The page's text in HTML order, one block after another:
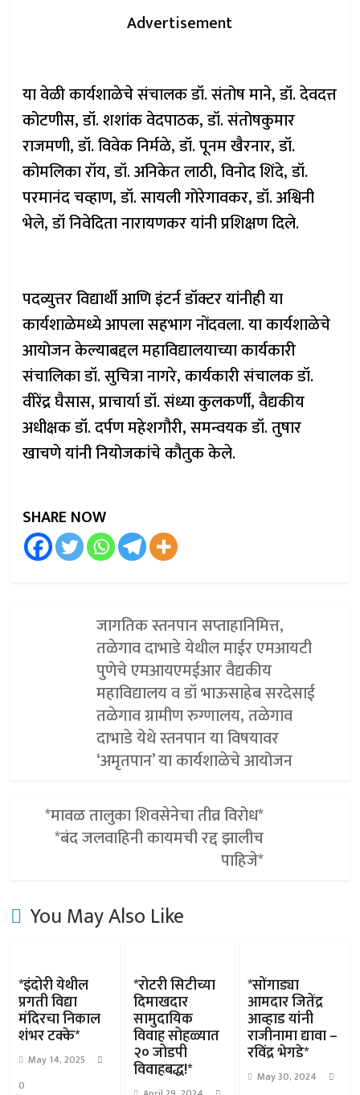
Advertisement
या वेळी कार्यशाळेचे संचालक डॉ. संतोष माने, डॉ. देवदत्त
कोटणीस, डॉ. शशांक वेदपाठक, डॉ. संतोषकुमार
राजमणी, डॉ. विवेक निर्मळे, डॉ. पूनम खैरनार, डॉ.
कोमलिका रॉय, डॉ. अनिकेत लाठी, विनोद शिंदे, डॉ.
परमानंद चव्हाण, डॉ. सायली गोरेगावकर, डॉ. अश्विनी
भेले, डॉ निवेदिता नारायणकर यांनी प्रशिक्षण दिले.
पदव्युत्तर विद्यार्थी आणि इंटर्न डॉक्टर यांनीही या
कार्यशाळेमध्ये आपला सहभाग नोंदवला. या कार्यशाळेचे
आयोजन केल्याबद्दल महाविद्यालयाच्या कार्यकारी
संचालिका डॉ. सुचित्रा नागरे, कार्यकारी संचालक डॉ.
वीरेंद्र घैसास, प्राचार्या डॉ. संध्या कुलकर्णी, वैद्यकीय
अधीक्षक डॉ. दर्पण महेशगौरी, समन्वयक डॉ. तुषार
खाचणे यांनी नियोजकांचे कौतुक केले.
SHARE NOW
जागतिक स्तनपान सप्ताहानिमित्त,
तळेगाव दाभाडे येथील माईर एमआयटी
पुणेचे एमआयएमईआर वैद्यकीय
महाविद्यालय व डॉ भाऊसाहेब सरदेसाई
तळेगाव ग्रामीण रुग्णालय, तळेगाव
दाभाडे येथे स्तनपान या विषयावर
‘अमृतपान’ या कार्यशाळेचे आयोजन
*मावळ तालुका शिवसेनेचा तीव्र विरोध*
*बंद जलवाहिनी कायमची रद्द झालीच
पाहिजे*
You May Also Like
*इंदोरी येथील
प्रगती विद्या
मंदिरचा निकाल
शंभर टक्के*
May 14, 2025
0
*रोटरी सिटीच्या
दिमाखदार
सामुदायिक
विवाह सोहळ्यात
२० जोडपी
विवाहबद्ध!*
*सोंगाड्या
आमदार जितेंद्र
आव्हाड यांनी
राजीनामा द्यावा –
रविंद्र भेगडे*
May 30, 2024